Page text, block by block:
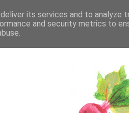
its services and to analyze
and security metrics to